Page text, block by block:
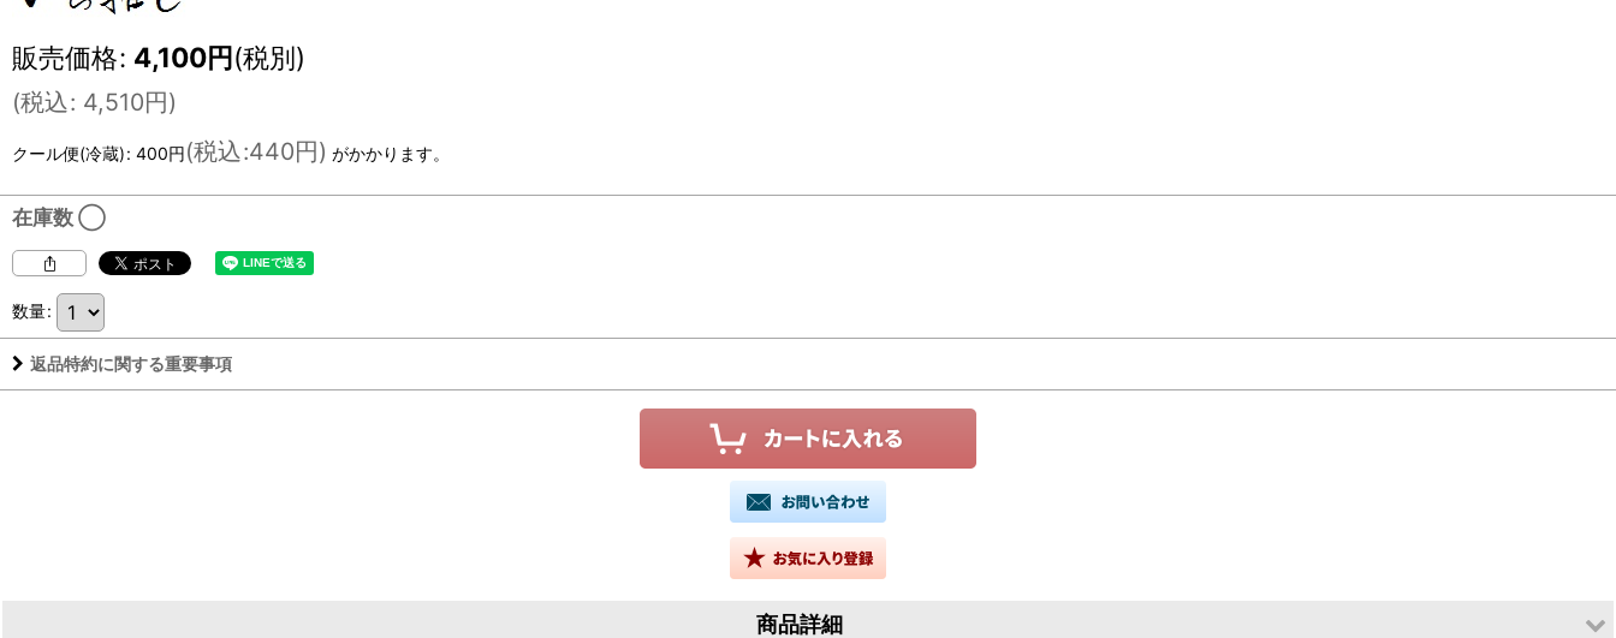
販売価格: 4,100円(税別)
(税込: 4,510円)
クール便(冷蔵): 400円(税込:440円) がかかります。
在庫数 ◯
数量:
返品特約に関する重要事項
商品詳細